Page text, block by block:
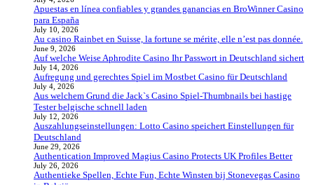
Apuestas en línea confiables y grandes ganancias en BroWinner Casino
para España
July 10, 2026
Au casino Rainbet en Suisse, la fortune se mérite, elle n’est pas donnée.
June 9, 2026
Auf welche Weise Aphrodite Casino Ihr Passwort in Deutschland sichert
July 14, 2026
Aufregung und gerechtes Spiel im Mostbet Casino für Deutschland
July 4, 2026
Aus welchem Grund die Jack`s Casino Spiel-Thumbnails bei hastige
Tester belgische schnell laden
July 12, 2026
Auszahlungseinstellungen: Lotto Casino speichert Einstellungen für
Deutschland
June 29, 2026
Authentication Improved Magius Casino Protects UK Profiles Better
July 26, 2026
Authentieke Spellen, Echte Fun, Echte Winsten bij Stonevegas Casino